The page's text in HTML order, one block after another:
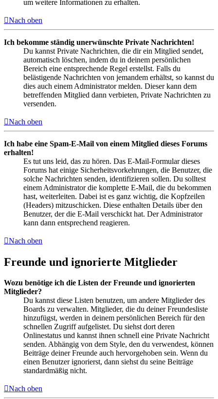
um weitere Informationen zu erhalten.
Nach oben
Ich bekomme ständig unerwünschte Private Nachrichten!
Du kannst Private Nachrichten, die dir ein Mitglied sendet,
automatisch löschen, indem du in deinem persönlichen
Bereich eine entsprechende Regel erstellst. Falls du
belästigende Nachrichten von jemandem erhältst, so kannst du
dies auch einem Administrator melden. Dieser kann dem
betreffenden Mitglied dann verbieten, Private Nachrichten zu
versenden.
Nach oben
Ich habe eine Spam-E-Mail von einem Mitglied dieses Forums
erhalten!
Es tut uns leid, das zu hören. Das E-Mail-Formular dieses
Forums hat einige Sicherheitsvorkehrungen, die Benutzer, die
solche Nachrichten senden, identifizieren sollen. Du solltest
einem Administrator die komplette E-Mail, die du bekommen
hast, weiterleiten. Dabei ist es ganz wichtig, die Kopfzeilen
(Headers) mitzuschicken. Diese enthalten Details über den
Benutzer, der die E-Mail verschickt hat. Der Administrator
kann dann entsprechend reagieren.
Nach oben
Freunde und ignorierte Mitglieder
Wozu benötige ich die Listen der Freunde und ignorierten
Mitglieder?
Du kannst diese Listen benutzen, um andere Mitglieder des
Boards zu verwalten. Mitglieder, die du deiner Freundesliste
hinzufügst, werden in deinem persönlichen Bereich für den
schnellen Zugriff aufgelistet. Du siehst dort deren
Onlinestatus und kannst ihnen schnell eine Private Nachricht
senden. Abhängig von dem Style, den du verwendest, können
Beiträge deiner Freunde auch hervorgehoben sein. Wenn du
einen Benutzer ignorierst, dann siehst du seine Beiträge
standardmäßig nicht.
Nach oben